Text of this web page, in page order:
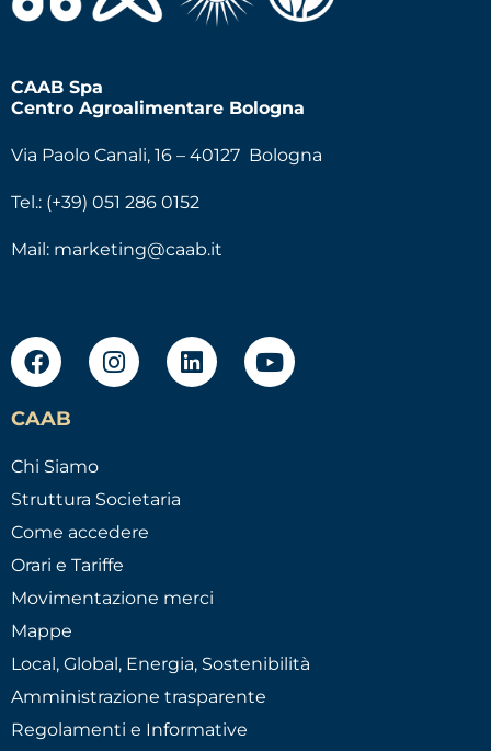
CAAB Spa
Centro Agroalimentare Bologna
Via Paolo Canali, 16 – 40127 Bologna
Tel.: (+39) 051 286 0152
Mail: marketing@caab.it
CAAB
Chi Siamo
Struttura Societaria
Come accedere
Orari e Tariffe
Movimentazione merci
Mappe
Local, Global, Energia, Sostenibilità
Amministrazione trasparente
Regolamenti e Informative